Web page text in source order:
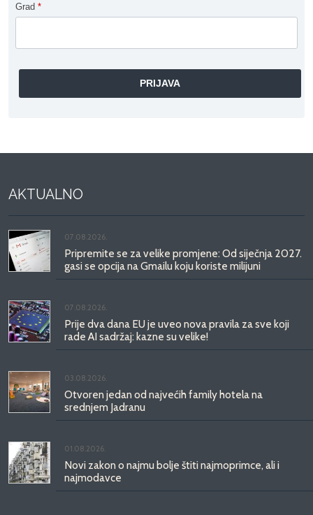
Grad *
AKTUALNO
07.08.2026.
Pripremite se za velike promjene: Od siječnja 2027.
gasi se opcija na Gmailu koju koriste milijuni
07.08.2026.
Prije dva dana EU je uveo nova pravila za sve koji
rade AI sadržaj: kazne su velike!
03.08.2026.
Otvoren jedan od najvećih family hotela na
srednjem Jadranu
01.08.2026.
Novi zakon o najmu bolje štiti najmoprimce, ali i
najmodavce